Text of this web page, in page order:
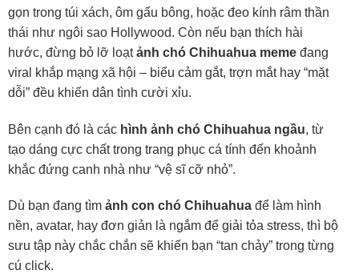
gọn trong túi xách, ôm gấu bông, hoặc đeo kính râm thần
thái như ngôi sao Hollywood. Còn nếu bạn thích hài
hước, đừng bỏ lỡ loạtảnh chó Chihuahua meme đang
viral khắp mạng xã hội – biểu cảm gắt, trợn mắt hay “mặt
dỗi” đều khiến dân tình cười xỉu.
Bên cạnh đó là các hình ảnh chó Chihuahua ngầu, từ
tạo dáng cực chất trong trang phục cá tính đến khoảnh
khắc đứng canh nhà như “vệ sĩ cỡ nhỏ”.
Dù bạn đang tìm ảnh con chó Chihuahua để làm hình
nền, avatar, hay đơn giản là ngắm để giải tỏa stress, thì bộ
sưu tập này chắc chắn sẽ khiến bạn “tan chảy” trong từng
cú click.